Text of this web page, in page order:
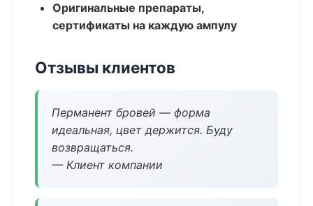
Оригинальные препараты,
сертификаты на каждую ампулу
Отзывы клиентов
Перманент бровей — форма
идеальная, цвет держится. Буду
возвращаться.
— Клиент компании